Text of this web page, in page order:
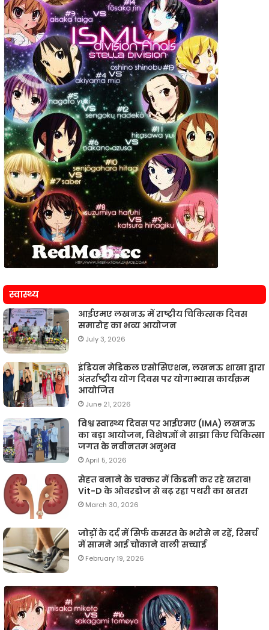
स्वास्थ्य
आईएमए लखनऊ में राष्ट्रीय चिकित्सक दिवस
समारोह का भव्य आयोजन
July 3, 2026
इंडियन मेडिकल एसोसिएशन, लखनऊ शाखा द्वारा
अंतर्राष्ट्रीय योग दिवस पर योगाभ्यास कार्यक्रम
आयोजित
June 21, 2026
विश्व स्वास्थ्य दिवस पर आईएमए (IMA) लखनऊ
का बड़ा आयोजन, विशेषज्ञों ने साझा किए चिकित्सा
जगत के नवीनतम अनुभव
April 5, 2026
सेहत बनाने के चक्कर में किडनी कर रहे खराब!
Vit-D के ओवरडोज से बढ़ रहा पथरी का खतरा
March 30, 2026
जोड़ों के दर्द में सिर्फ कसरत के भरोसे न रहें, रिसर्च
में सामने आई चौंकाने वाली सच्चाई
February 19, 2026